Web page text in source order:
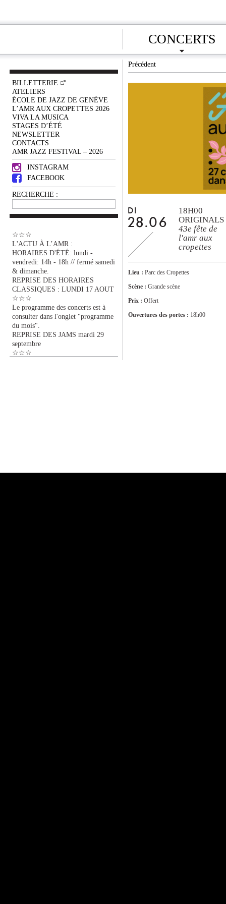
CONCERTS
BILLETTERIE
ATELIERS
ÉCOLE DE JAZZ DE GENÈVE
L’AMR AUX CROPETTES 2026
VIVA LA MUSICA
STAGES D’ÉTÉ
NEWSLETTER
CONTACTS
AMR JAZZ FESTIVAL – 2026
INSTAGRAM
FACEBOOK
RECHERCHE :
☆☆☆
L'ACTU À L’AMR :
HORAIRES D'ÉTÉ: lundi -
vendredi: 14h - 18h // fermé samedi
& dimanche.
REPRISE DES HORAIRES
CLASSIQUES : LUNDI 17 AOUT
☆☆☆
Le programme des concerts est à
consulter dans l'onglet "programme
du mois".
REPRISE DES JAMS mardi 29
septembre
☆☆☆
Précédent
DI
28.06
18H00
ORIGINALS
43e fête de
l'amr aux
cropettes
Lieu : Parc des Cropettes
Scène : Grande scène
Prix : Offert
Ouvertures des portes : 18h00